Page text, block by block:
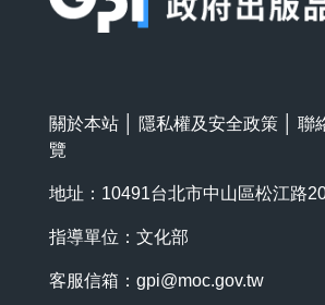
關於本站 隱私權及安全政策 聯
覽
地址：10491台北市中山區松江路
指導單位：文化部
客服信箱： gpi@moc.gov.tw